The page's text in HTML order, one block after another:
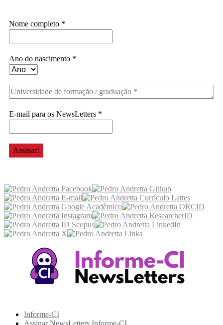
Nome completo *
Ano do nascimento *
E-mail para os NewsLetters *
Informe-CI